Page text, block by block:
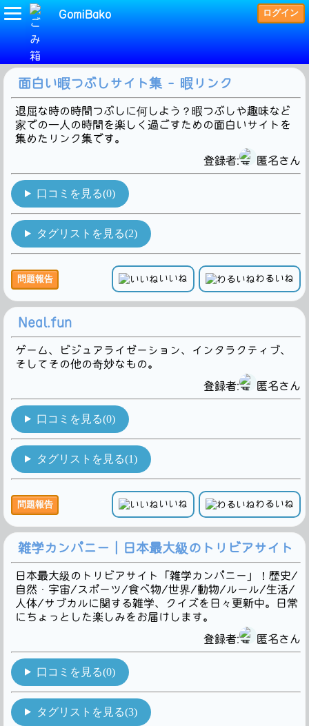
GomiBako ログイン
(暇つぶし)タグの検索結果です。8Hit!
面白い暇つぶしサイト集 - 暇リンク
退屈な時の時間つぶしに何しよう？暇つぶしや趣味など
家での一人の時間を楽しく過ごすための面白いサイトを
集めたリンク集です。
登録者:
匿名さん
口コミを見る(0)
タグリストを見る(2)
問題報告 いいね わるいね
Neal.fun
ゲーム、ビジュアライゼーション、インタラクティブ、
そしてその他の奇妙なもの。
登録者:
匿名さん
口コミを見る(0)
タグリストを見る(1)
問題報告 いいね わるいね
雑学カンパニー｜日本最大級のトリビアサイト
日本最大級のトリビアサイト「雑学カンパニー」！歴史/
自然・宇宙/スポーツ/食べ物/世界/動物/ルール/生活/
人体/サブカルに関する雑学、クイズを日々更新中。日常
にちょっとした楽しみをお届けします。
登録者:
匿名さん
口コミを見る(0)
タグリストを見る(3)